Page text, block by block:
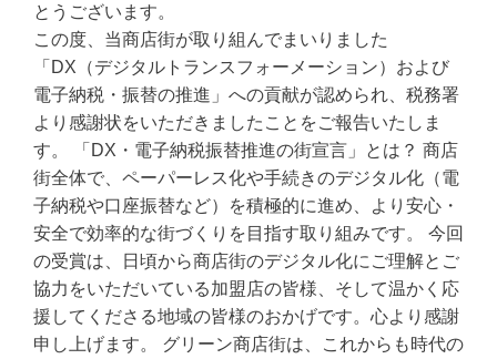
とうございます。
この度、当商店街が取り組んでまいりました
「DX（デジタルトランスフォーメーション）および
電子納税・振替の推進」への貢献が認められ、税務署
より感謝状をいただきましたことをご報告いたしま
す。 「DX・電子納税振替推進の街宣言」とは？ 商店
街全体で、ペーパーレス化や手続きのデジタル化（電
子納税や口座振替など）を積極的に進め、より安心・
安全で効率的な街づくりを目指す取り組みです。 今回
の受賞は、日頃から商店街のデジタル化にご理解とご
協力をいただいている加盟店の皆様、そして温かく応
援してくださる地域の皆様のおかげです。心より感謝
申し上げます。 グリーン商店街は、これからも時代の